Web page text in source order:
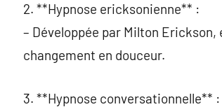
2. **Hypnose ericksonienne** :
– Développée par Milton
changement en douceur.
3. **Hypnose conversationnelle** :